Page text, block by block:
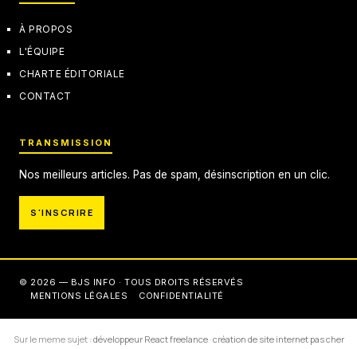
À PROPOS
L'ÉQUIPE
CHARTE ÉDITORIALE
CONTACT
TRANSMISSION
Nos meilleurs articles. Pas de spam, désinscription en un clic.
S'INSCRIRE
© 2026 — BJS INFO · TOUS DROITS RÉSERVÉS
MENTIONS LÉGALES
CONFIDENTIALITÉ
Sur le meme sujet : développeur React freelance·création de site internet pas cher